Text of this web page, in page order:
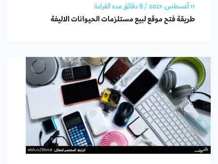
11 أغسطس، 2021 / 8 دقائق مده القراءة
طريقة فتح موقع لبيع مستلزمات الحيوانات الاليفة